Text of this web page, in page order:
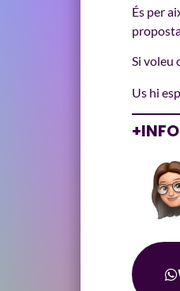
És per
Si voleu
Us hi